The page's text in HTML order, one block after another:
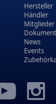
Hersteller
Händler
Mitglieder
News
Events